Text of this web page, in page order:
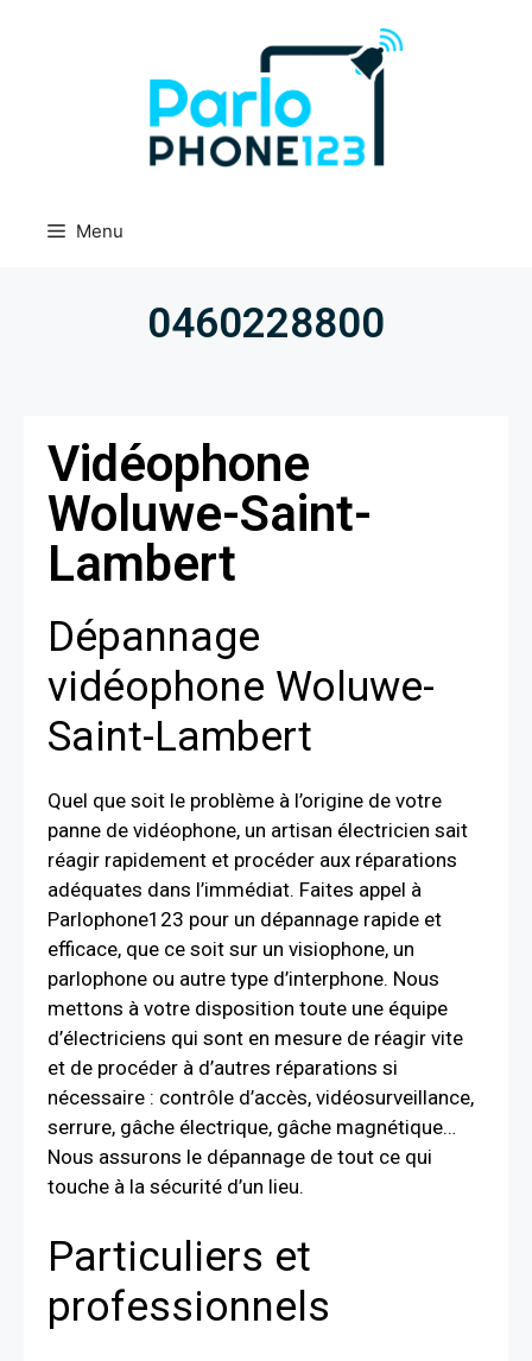
Menu
0460228800
Vidéophone
Woluwe-Saint-
Lambert
Dépannage
vidéophone Woluwe-
Saint-Lambert
Quel que soit le problème à l’origine de votre
panne de vidéophone, un artisan électricien sait
réagir rapidement et procéder aux réparations
adéquates dans l’immédiat. Faites appel à
Parlophone123 pour un dépannage rapide et
efficace, que ce soit sur un visiophone, un
parlophone ou autre type d’interphone. Nous
mettons à votre disposition toute une équipe
d’électriciens qui sont en mesure de réagir vite
et de procéder à d’autres réparations si
nécessaire : contrôle d’accès, vidéosurveillance,
serrure, gâche électrique, gâche magnétique…
Nous assurons le dépannage de tout ce qui
touche à la sécurité d’un lieu.
Particuliers et
professionnels